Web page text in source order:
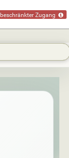
beschränkter Zugang